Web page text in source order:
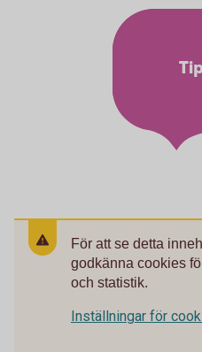
För att se detta
godkänna cookies
och statistik.
Inställningar för